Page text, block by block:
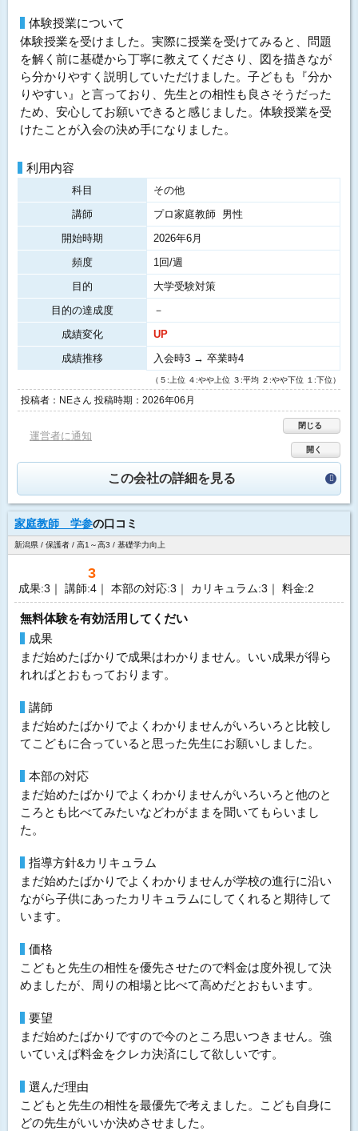
体験授業について
体験授業を受けました。実際に授業を受けてみると、問題
を解く前に基礎から丁寧に教えてくださり、図を描きなが
ら分かりやすく説明していただけました。子どもも『分か
りやすい』と言っており、先生との相性も良さそうだった
ため、安心してお願いできると感じました。体験授業を受
けたことが入会の決め手になりました。
利用内容
科目
その他
講師
プロ家庭教師 男性
開始時期
2026年6月
頻度
1回/週
目的
大学受験対策
目的の達成度
－
成績変化
UP
成績推移
入会時3 → 卒業時4
（５:上位 ４:やや上位 ３:平均 ２:やや下位 １:下位）
投稿者：NEさん 投稿時期：2026年06月
運営者に通知
閉じる
開く
この会社の詳細を見る
家庭教師 学参の口コミ
新潟県 / 保護者 / 高1～高3 / 基礎学力向上
3
成果:3｜ 講師:4｜ 本部の対応:3｜ カリキュラム:3｜ 料金:2
無料体験を有効活用してくだい
成果
まだ始めたばかりで成果はわかりません。いい成果が得ら
れればとおもっております。
講師
まだ始めたばかりでよくわかりませんがいろいろと比較し
てこどもに合っていると思った先生にお願いしました。
本部の対応
まだ始めたばかりでよくわかりませんがいろいろと他のと
ころとも比べてみたいなどわがままを聞いてもらいまし
た。
指導方針&カリキュラム
まだ始めたばかりでよくわかりませんが学校の進行に沿い
ながら子供にあったカリキュラムにしてくれると期待して
います。
価格
こどもと先生の相性を優先させたので料金は度外視して決
めましたが、周りの相場と比べて高めだとおもいます。
要望
まだ始めたばかりですので今のところ思いつきません。強
いていえば料金をクレカ決済にして欲しいです。
選んだ理由
こどもと先生の相性を最優先で考えました。こども自身に
どの先生がいいか決めさせました。